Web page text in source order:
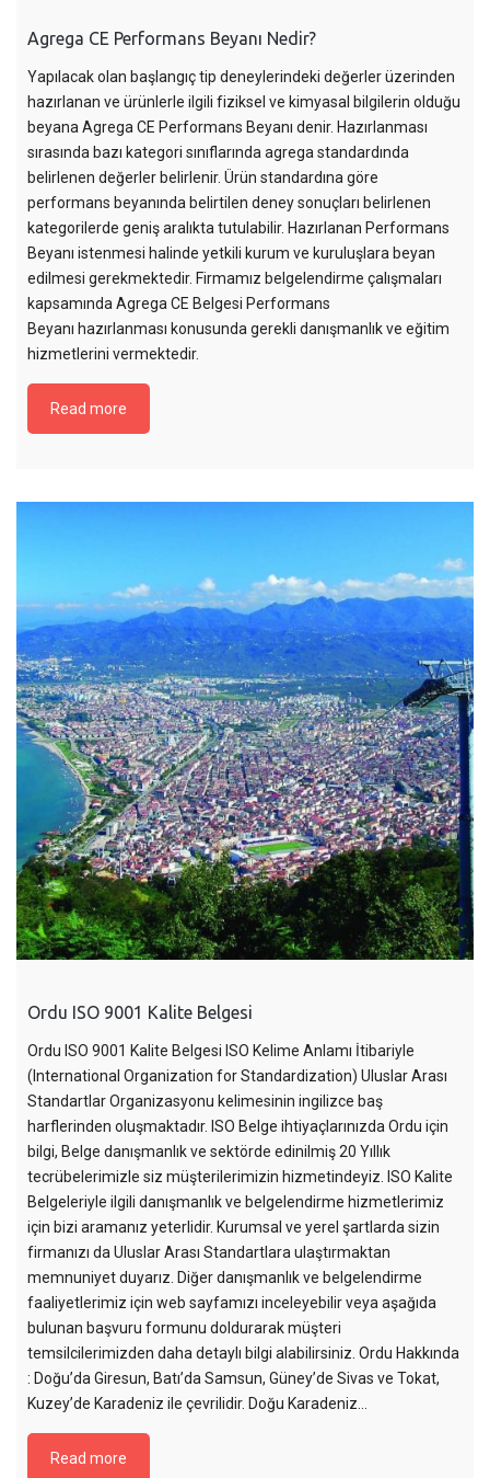
Agrega CE Performans Beyanı Nedir?
Yapılacak olan başlangıç tip deneylerindeki değerler üzerinden
hazırlanan ve ürünlerle ilgili fiziksel ve kimyasal bilgilerin olduğu
beyana Agrega CE Performans Beyanı denir. Hazırlanması
sırasında bazı kategori sınıflarında agrega standardında
belirlenen değerler belirlenir. Ürün standardına göre
performans beyanında belirtilen deney sonuçları belirlenen
kategorilerde geniş aralıkta tutulabilir. Hazırlanan Performans
Beyanı istenmesi halinde yetkili kurum ve kuruluşlara beyan
edilmesi gerekmektedir. Firmamız belgelendirme çalışmaları
kapsamında Agrega CE Belgesi Performans
Beyanı hazırlanması konusunda gerekli danışmanlık ve eğitim
hizmetlerini vermektedir.
Read more
Ordu ISO 9001 Kalite Belgesi
Ordu ISO 9001 Kalite Belgesi ISO Kelime Anlamı İtibariyle
(International Organization for Standardization) Uluslar Arası
Standartlar Organizasyonu kelimesinin ingilizce baş
harflerinden oluşmaktadır. ISO Belge ihtiyaçlarınızda Ordu için
bilgi, Belge danışmanlık ve sektörde edinilmiş 20 Yıllık
tecrübelerimizle siz müşterilerimizin hizmetindeyiz. ISO Kalite
Belgeleriyle ilgili danışmanlık ve belgelendirme hizmetlerimiz
için bizi aramanız yeterlidir. Kurumsal ve yerel şartlarda sizin
firmanızı da Uluslar Arası Standartlara ulaştırmaktan
memnuniyet duyarız. Diğer danışmanlık ve belgelendirme
faaliyetlerimiz için web sayfamızı inceleyebilir veya aşağıda
bulunan başvuru formunu doldurarak müşteri
temsilcilerimizden daha detaylı bilgi alabilirsiniz. Ordu Hakkında
: Doğu’da Giresun, Batı’da Samsun, Güney’de Sivas ve Tokat,
Kuzey’de Karadeniz ile çevrilidir. Doğu Karadeniz…
Read more